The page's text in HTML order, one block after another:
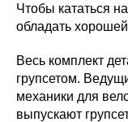
Чтобы кататься
обладать
Весь комплект
групсетом.
механики для
выпускают